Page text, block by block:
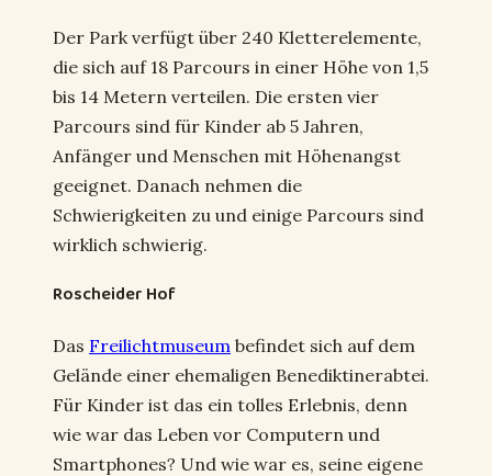
Der Park verfügt über 240 Kletterelemente,
die sich auf 18 Parcours in einer Höhe von 1,5
bis 14 Metern verteilen. Die ersten vier
Parcours sind für Kinder ab 5 Jahren,
Anfänger und Menschen mit Höhenangst
geeignet. Danach nehmen die
Schwierigkeiten zu und einige Parcours sind
wirklich schwierig.
Roscheider Hof
Das Freilichtmuseum befindet sich auf dem
Gelände einer ehemaligen Benediktinerabtei.
Für Kinder ist das ein tolles Erlebnis, denn
wie war das Leben vor Computern und
Smartphones? Und wie war es, seine eigene